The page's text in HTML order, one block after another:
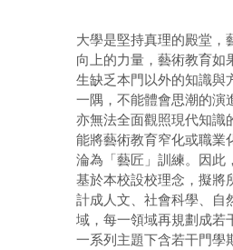
大學是堅持真理的殿堂，
向上的力量，藝術教育如
生缺乏本門以外的知識與
一隅，不能體會思潮的演
亦無法全面觀照現代知識
能將藝術教育窄化或職業
淪為「藝匠」訓練。因此
基於本校設校理念，擬將
計成人文、社會科學、自
域，每一領域再規劃成若
一系列主題下含若干門學